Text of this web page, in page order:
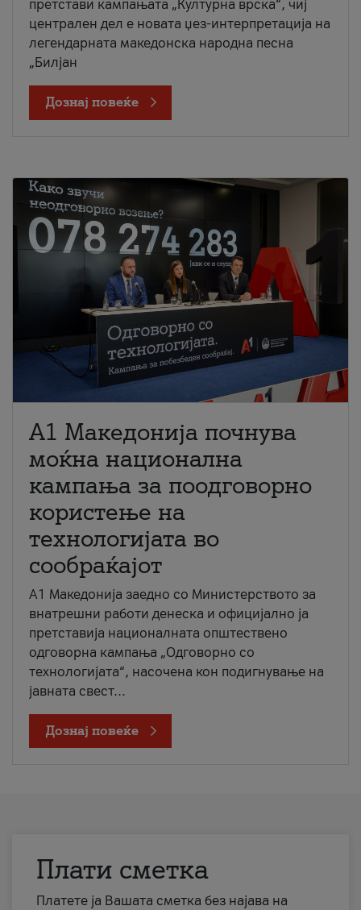
претстави кампањата „Културна врска“, чиј
централен дел е новата џез-интерпретација на
легендарната македонска народна песна
„Билјан
Дознај повеќе
A1 Македонија почнува
моќна национална
кампања за поодговорно
користење на
технологијата во
сообраќајот
A1 Македонија заедно со Министерството за
внатрешни работи денеска и официјално ја
претставија националната општествено
одговорна кампања „Одговорно со
технологијата“, насочена кон подигнување на
јавната свест...
Дознај повеќе
Плати сметка
Платете ја Вашата сметка без најава на